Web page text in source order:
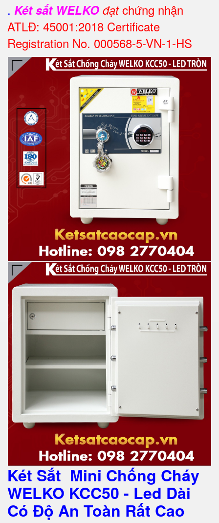
. Két sắt WELKO đạtchứng nhận
ATLĐ: 45001:2018 Certificate
Registration No. 000568-5-VN-1-HS
Két Sắt Mini Chống Cháy
WELKO KCC50 - Led Dài
Có Độ An Toàn Rất Cao